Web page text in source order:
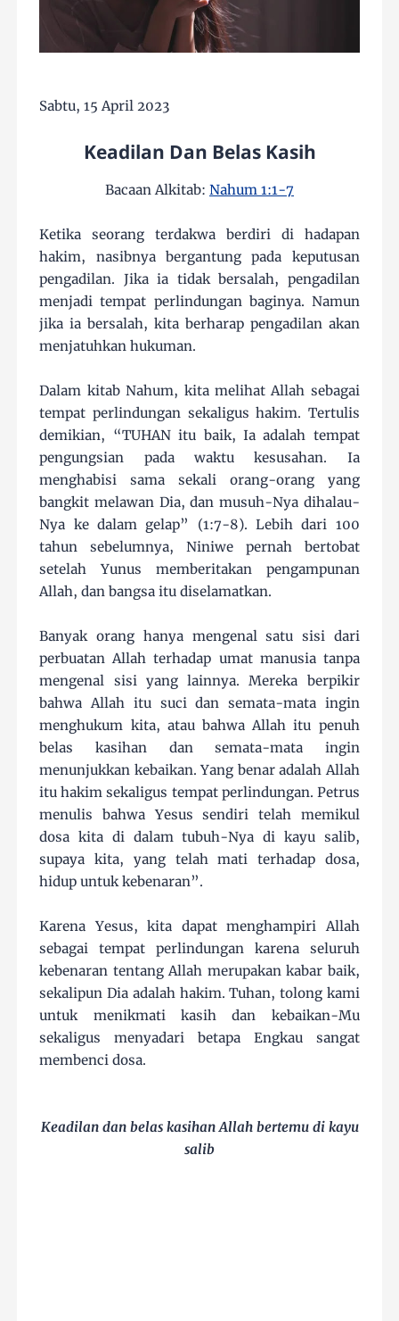
Sabtu, 15 April 2023
Keadilan Dan Belas Kasih
Bacaan Alkitab: Nahum 1:1-7
Ketika seorang terdakwa berdiri di hadapan
hakim, nasibnya bergantung pada keputusan
pengadilan. Jika ia tidak bersalah, pengadilan
menjadi tempat perlindungan baginya. Namun
jika ia bersalah, kita berharap pengadilan akan
menjatuhkan hukuman.
Dalam kitab Nahum, kita melihat Allah sebagai
tempat perlindungan sekaligus hakim. Tertulis
demikian, “TUHAN itu baik, Ia adalah tempat
pengungsian pada waktu kesusahan. Ia
menghabisi sama sekali orang-orang yang
bangkit melawan Dia, dan musuh-Nya dihalau-
Nya ke dalam gelap” (1:7-8). Lebih dari 100
tahun sebelumnya, Niniwe pernah bertobat
setelah Yunus memberitakan pengampunan
Allah, dan bangsa itu diselamatkan.
Banyak orang hanya mengenal satu sisi dari
perbuatan Allah terhadap umat manusia tanpa
mengenal sisi yang lainnya. Mereka berpikir
bahwa Allah itu suci dan semata-mata ingin
menghukum kita, atau bahwa Allah itu penuh
belas kasihan dan semata-mata ingin
menunjukkan kebaikan. Yang benar adalah Allah
itu hakim sekaligus tempat perlindungan. Petrus
menulis bahwa Yesus sendiri telah memikul
dosa kita di dalam tubuh-Nya di kayu salib,
supaya kita, yang telah mati terhadap dosa,
hidup untuk kebenaran”.
Karena Yesus, kita dapat menghampiri Allah
sebagai tempat perlindungan karena seluruh
kebenaran tentang Allah merupakan kabar baik,
sekalipun Dia adalah hakim. Tuhan, tolong kami
untuk menikmati kasih dan kebaikan-Mu
sekaligus menyadari betapa Engkau sangat
membenci dosa.
Keadilan dan belas kasihan Allah bertemu di kayu
salib